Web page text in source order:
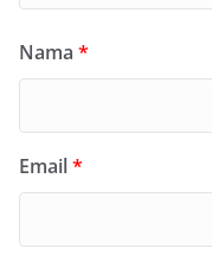
Nama *
Email*